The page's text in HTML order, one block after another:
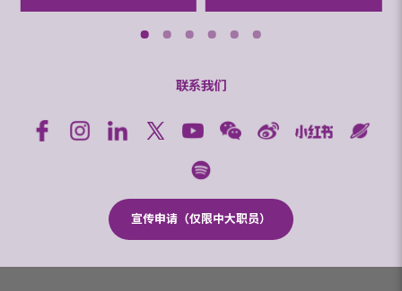
联系我们
宣传申请（仅限中大职员）